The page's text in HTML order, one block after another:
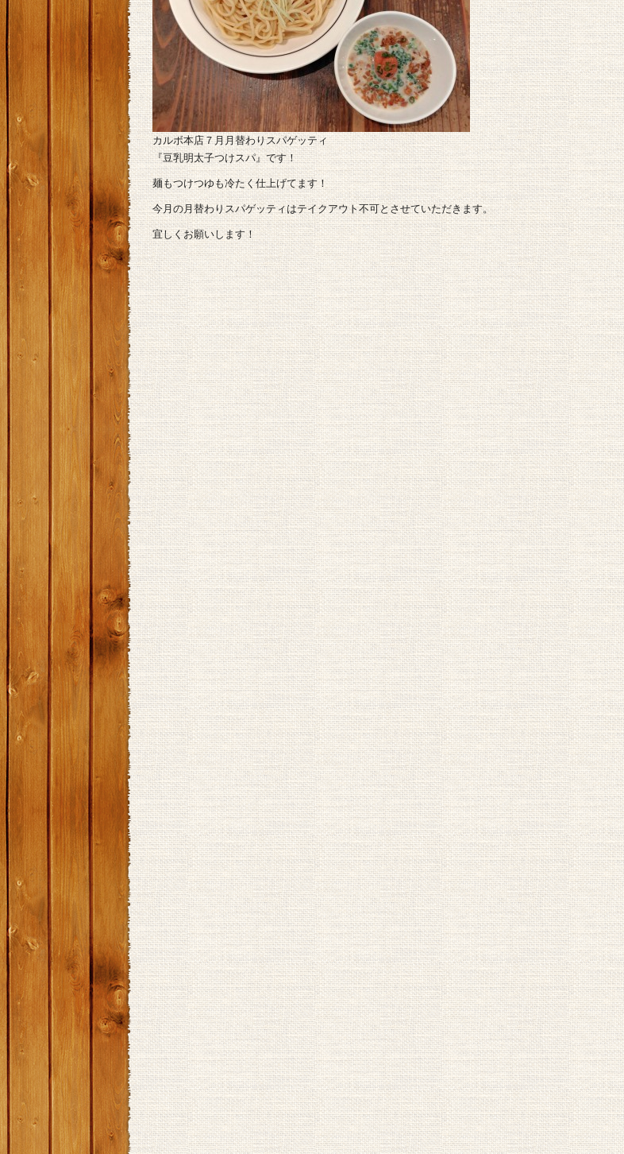
カルボ本店７月月替わりスパゲッティ
『豆乳明太子つけスパ』です！
麺もつけつゆも冷たく仕上げてます！
今月の月替わりスパゲッティはテイクアウト不可とさせていただきます。
宜しくお願いします！